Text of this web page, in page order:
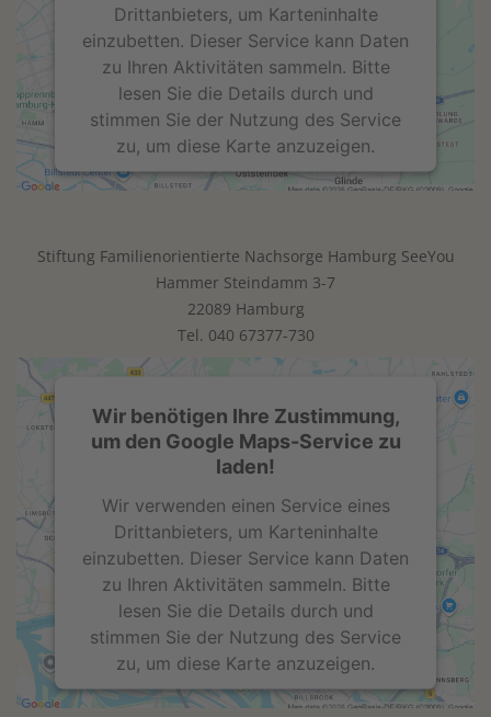
Drittanbieters, um Karteninhalte
einzubetten. Dieser Service kann Daten
zu Ihren Aktivitäten sammeln. Bitte
lesen Sie die Details durch und
stimmen Sie der Nutzung des Service
zu, um diese Karte anzuzeigen.
Akzeptieren
powered byUsercentrics Consent
Management Platform
Stiftung Familienorientierte Nachsorge Hamburg SeeYou
Hammer Steindamm 3-7
22089 Hamburg
Tel. 040 67377-730
Wir benötigen Ihre Zustimmung,
um den Google Maps-Service zu
laden!
Wir verwenden einen Service eines
Drittanbieters, um Karteninhalte
einzubetten. Dieser Service kann Daten
zu Ihren Aktivitäten sammeln. Bitte
lesen Sie die Details durch und
stimmen Sie der Nutzung des Service
zu, um diese Karte anzuzeigen.